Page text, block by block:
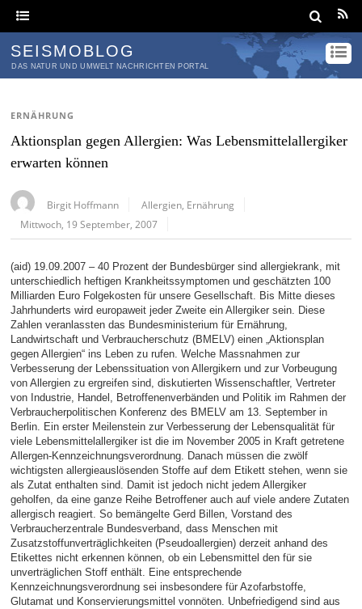
SEISMOBLOG
DAS NATUR UND UMWELT NACHRICHTEN PORTAL
ERNÄHRUNG
Aktionsplan gegen Allergien: Was Lebensmittelallergiker
erwarten können
Birgit Hoffmann Allergien Ernährung
Mittwoch, 19 September, 2007
(aid) 19.09.2007 – 40 Prozent der Bundesbürger sind allergiekrank, mit
unterschiedlich heftigen Krankheitssymptomen und geschätzten 100
Milliarden Euro Folgekosten für unsere Gesellschaft. Bis Mitte dieses
Jahrhunderts wird europaweit jeder Zweite ein Allergiker sein. Diese
Zahlen veranlassten das Bundesministerium für Ernährung,
Landwirtschaft und Verbraucherschutz (BMELV) einen „Aktionsplan
gegen Allergien“ ins Leben zu rufen. Welche Massnahmen zur
Verbesserung der Lebenssituation von Allergikern und zur Vorbeugung
von Allergien zu ergreifen sind, diskutierten Wissenschaftler, Vertreter
von Industrie, Handel, Betroffenenverbänden und Politik im Rahmen der
Verbraucherpolitischen Konferenz des BMELV am 13. September in
Berlin. Ein erster Meilenstein zur Verbesserung der Lebensqualität für
viele Lebensmittelallergiker ist die im November 2005 in Kraft getretene
Allergen-Kennzeichnungsverordnung. Danach müssen die zwölf
wichtigsten allergieauslösenden Stoffe auf dem Etikett stehen, wenn sie
als Zutat enthalten sind. Damit ist jedoch nicht jedem Allergiker
geholfen, da eine ganze Reihe Betroffener auch auf viele andere Zutaten
allergisch reagiert. So bemängelte Gerd Billen, Vorstand des
Verbraucherzentrale Bundesverband, dass Menschen mit
Zusatzstoffunverträglichkeiten (Pseudoallergien) derzeit anhand des
Etikettes nicht erkennen können, ob ein Lebensmittel den für sie
unverträglichen Stoff enthält. Eine entsprechende
Kennzeichnungsverordnung sei insbesondere für Azofarbstoffe,
Glutamat und Konservierungsmittel vonnöten. Unbefriedigend sind aus